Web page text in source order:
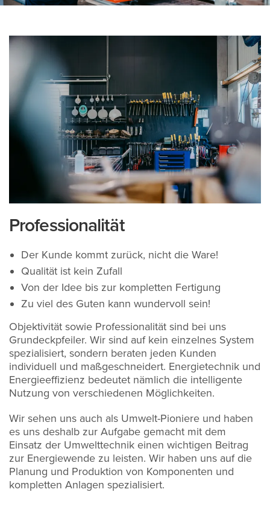
Professionalität
Der Kunde kommt zurück, nicht die Ware!
Qualität ist kein Zufall
Von der Idee bis zur kompletten Fertigung
Zu viel des Guten kann wundervoll sein!
Objektivität sowie Professionalität sind bei uns
Grundeckpfeiler. Wir sind auf kein einzelnes System
spezialisiert, sondern beraten jeden Kunden
individuell und maßgeschneidert. Energietechnik und
Energieeffizienz bedeutet nämlich die intelligente
Nutzung von verschiedenen Möglichkeiten.
Wir sehen uns auch als Umwelt-Pioniere und haben
es uns deshalb zur Aufgabe gemacht mit dem
Einsatz der Umwelttechnik einen wichtigen Beitrag
zur Energiewende zu leisten. Wir haben uns auf die
Planung und Produktion von Komponenten und
kompletten Anlagen spezialisiert.